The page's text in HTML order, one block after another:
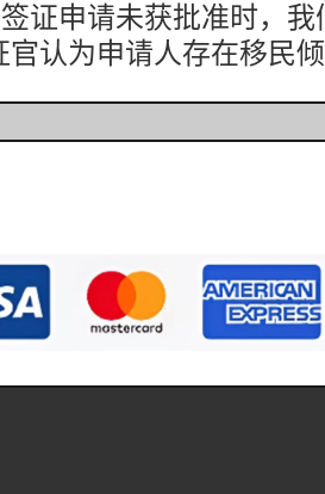
证申请未获批准时，
官认为申请人存在移民